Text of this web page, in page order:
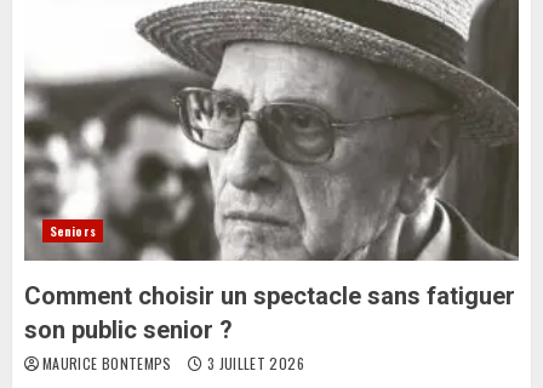
Seniors
Comment choisir un spectacle sans fatiguer
son public senior ?
MAURICE BONTEMPS 3 JUILLET 2026